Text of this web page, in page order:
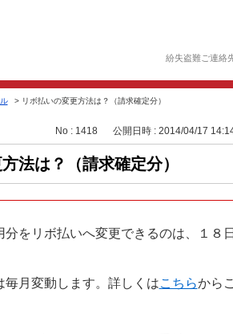
紛失盗難ご連絡
> リボ払いの変更方法は？（請求確定分）
No : 1418 公開日時 : 2014/04/17
法は？（請求確定分）
分をリボ払いへ変更できるのは、１８
月変動します。詳しくはこちらから